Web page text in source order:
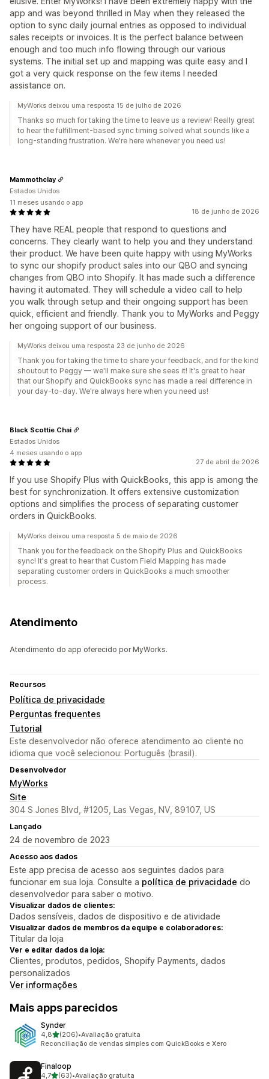
app and was beyond thrilled in May when they released the
option to sync daily journal entries as opposed to individual
sales receipts or invoices. It is the perfect balance between
enough and too much info flowing through our various
systems. The initial set up and mapping was quite easy and I
got a very quick response on the few items I needed
assistance on.
MyWorks deixou uma resposta 15 de julho de 2026
Thanks so much for taking the time to leave us a review! Really great
to hear the fulfillment-based sync timing solved what sounds like a
long-standing frustration. We're here whenever you need us!
18 de junho de 2026
They have REAL people that respond to questions and
concerns. They clearly want to help you and they understand
their product. We have been quite happy with using MyWorks
to sync our shopify product sales into our QBO and syncing
changes from QBO into Shopify. It has made such a difference
having it automated. They will schedule a video call to help
you walk through setup and their ongoing support has been
quick, efficient and friendly. Thank you to MyWorks and Peggy
her ongoing support of our business.
Mammothclay
Estados Unidos
11 meses usando o app
MyWorks deixou uma resposta 23 de junho de 2026
Thank you for taking the time to share your feedback, and for the kind
shoutout to Peggy — we'll make sure she sees it! It's great to hear
that our Shopify and QuickBooks sync has made a real difference in
your day-to-day. We're always here when you need us!
27 de abril de 2026
If you use Shopify Plus with QuickBooks, this app is among the
best for synchronization. It offers extensive customization
options and simplifies the process of separating customer
orders in QuickBooks.
Black Scottie Chai
Estados Unidos
4 meses usando o app
MyWorks deixou uma resposta 5 de maio de 2026
Thank you for the feedback on the Shopify Plus and QuickBooks
sync! It's great to hear that Custom Field Mapping has made
separating customer orders in QuickBooks a much smoother
process.
Atendimento
Atendimento do app oferecido por MyWorks.
Recursos
Política de privacidade
Perguntas frequentes
Tutorial
Este desenvolvedor não oferece atendimento ao cliente no
idioma que você selecionou: Português (brasil).
Desenvolvedor
MyWorks
Site
304 S Jones Blvd, #1205, Las Vegas, NV, 89107, US
Lançado
24 de novembro de 2023
Acesso aos dados
Este app precisa de acesso aos seguintes dados para
funcionar em sua loja. Consulte a política de privacidade do
desenvolvedor para saber o motivo.
Visualizar dados de clientes:
Dados sensíveis, dados de dispositivo e de atividade
Visualizar dados de membros da equipe e colaboradores:
Titular da loja
Ver e editar dados da loja:
Clientes, produtos, pedidos, Shopify Payments, dados
personalizados
Ver informações
Mais apps parecidos
Synder
4,8de 5 estrelas
(206)
206 avaliações ao todo
•Avaliação gratuita
Reconciliação de vendas simples com QuickBooks e Xero
Finaloop
4,7de 5 estrelas
(63)•Avaliação gratuita